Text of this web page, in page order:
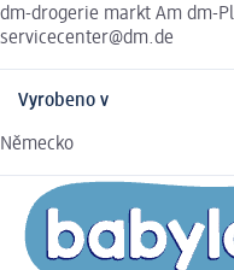
dm-drogerie markt Am dm-
servicecenter@dm.de
Vyrobeno v
Německo